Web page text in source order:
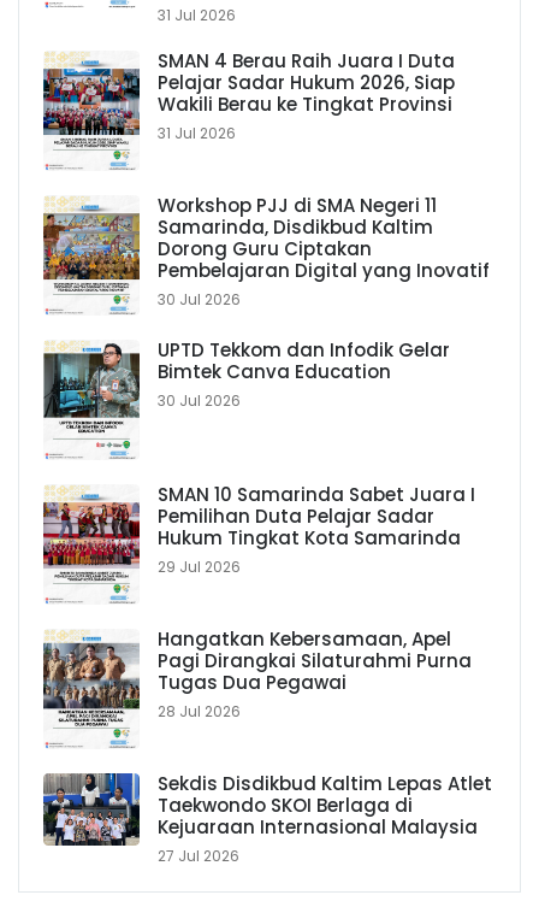
31 Jul 2026
SMAN 4 Berau Raih Juara I Duta
Pelajar Sadar Hukum 2026, Siap
Wakili Berau ke Tingkat Provinsi
31 Jul 2026
Workshop PJJ di SMA Negeri 11
Samarinda, Disdikbud Kaltim
Dorong Guru Ciptakan
Pembelajaran Digital yang Inovatif
30 Jul 2026
UPTD Tekkom dan Infodik Gelar
Bimtek Canva Education
30 Jul 2026
SMAN 10 Samarinda Sabet Juara I
Pemilihan Duta Pelajar Sadar
Hukum Tingkat Kota Samarinda
29 Jul 2026
Hangatkan Kebersamaan, Apel
Pagi Dirangkai Silaturahmi Purna
Tugas Dua Pegawai
28 Jul 2026
Sekdis Disdikbud Kaltim Lepas Atlet
Taekwondo SKOI Berlaga di
Kejuaraan Internasional Malaysia
27 Jul 2026